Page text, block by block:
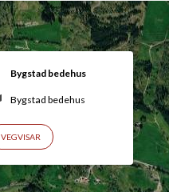
Bygstad bedehus
Bygstad bedehus
VEGVISAR